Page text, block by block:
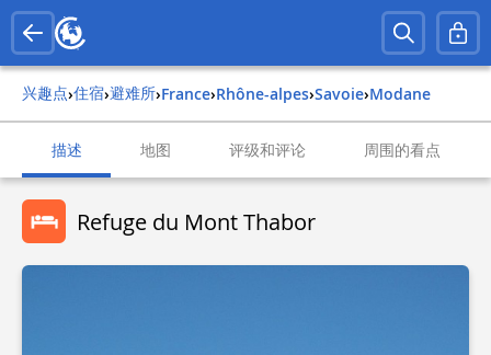
兴趣点› 住宿› 避难所› france› rhône-alpes› savoie› modane
描述 地图 评级和评论 周围的看点
Refuge du Mont Thabor